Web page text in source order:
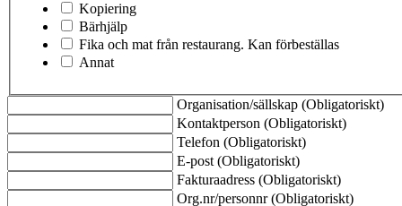
Kopiering
Bärhjälp
Fika och mat från restaurang. Kan förbeställas
Annat
Organisation/sällskap (Obligatoriskt)
Kontaktperson (Obligatoriskt)
Telefon (Obligatoriskt)
E-post (Obligatoriskt)
Fakturaadress (Obligatoriskt)
Org.nr/personnr(Obligatoriskt)